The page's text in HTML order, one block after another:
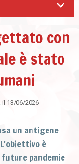
con
è stato
il 13/06/2026
un antigene
è
pandemie